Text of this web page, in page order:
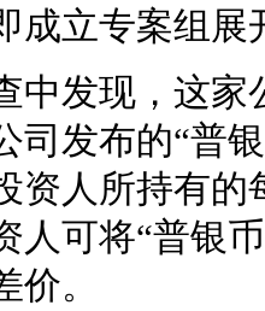
成立专案组展
中发现，这
司发布的“普
资人所持有的
人可将“普银
。